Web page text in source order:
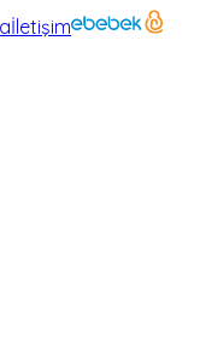
İletişim